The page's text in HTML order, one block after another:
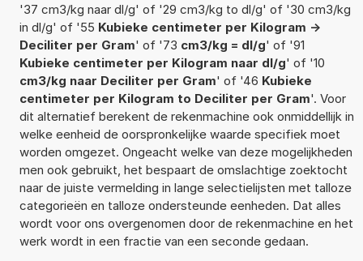
'37 cm3/kg naar dl/g' of '29 cm3/kg to dl/g' of '30 cm3/kg
in dl/g' of '55 Kubieke centimeter per Kilogram ->
Deciliter per Gram' of '73 cm3/kg = dl/g' of '91
Kubieke centimeter per Kilogram naar dl/g' of '10
cm3/kg naar Deciliter per Gram' of '46 Kubieke
centimeter per Kilogram to Deciliter per Gram'. Voor
dit alternatief berekent de rekenmachine ook onmiddellijk in
welke eenheid de oorspronkelijke waarde specifiek moet
worden omgezet. Ongeacht welke van deze mogelijkheden
men ook gebruikt, het bespaart de omslachtige zoektocht
naar de juiste vermelding in lange selectielijsten met talloze
categorieën en talloze ondersteunde eenheden. Dat alles
wordt voor ons overgenomen door de rekenmachine en het
werk wordt in een fractie van een seconde gedaan.